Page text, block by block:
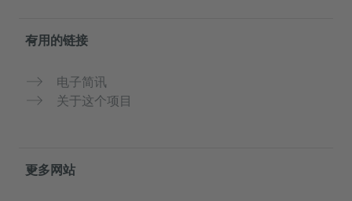
有用的链接
电子简讯
关于这个项目
更多网站